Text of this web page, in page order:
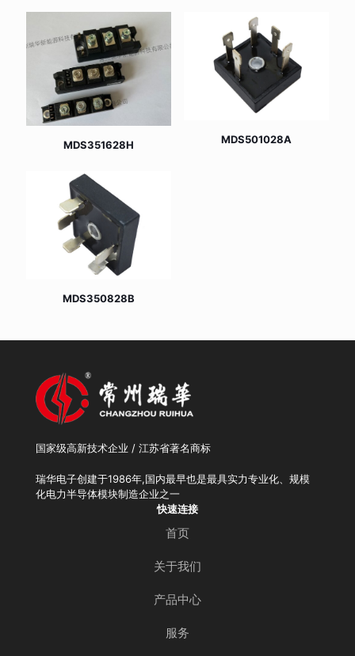
MDS351628H MDS501028A
MDS350828B
国家级高新技术企业 / 江苏省著名商标
瑞华电子创建于1986年,国内最早也是最具实力专业化、规模
化电力半导体模块制造企业之一
快速连接
首页
关于我们
产品中心
服务